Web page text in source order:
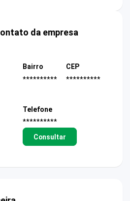
da empresa
Bairro
**********
CEP
**********
Telefone
**********
Consultar